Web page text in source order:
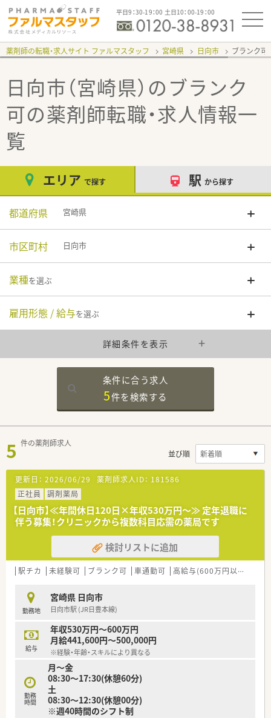
平日9：30-19：00 土日10：00-19：00
薬剤師の転職・求人サイト ファルマスタッフ 宮崎県 日向市 ブランク可
日向市（宮崎県）のブランク
可の薬剤師転職・求人情報一
覧
エリア で探す 駅 から探す
都道府県 宮崎県
市区町村 日向市
業種を選ぶ
雇用形態 / 給与を選ぶ
詳細条件を表示
条件に合う求人
5件を検索する
5 件の薬剤師求人
並び順
更新日： 2026/06/29 薬剤師求人ID： 181586
正社員
調剤薬局
【日向市】≪年間休日120日×年収530万円～≫ 定年退職に
伴う募集！クリニックから複数科目応需の薬局です
検討リストに追加
駅チカ 未経験可 ブランク可 車通勤可 高給与(600万円以上)
勤務地
宮崎県 日向市
日向市駅 (JR日豊本線)
給与
年収530万円～600万円
月給441,600円～500,000円
※経験・年齢・スキルにより異なる
勤務
時間
月～金
08:30～17:30(休憩60分)
土
08:30～12:30(休憩00分)
※週40時間のシフト制